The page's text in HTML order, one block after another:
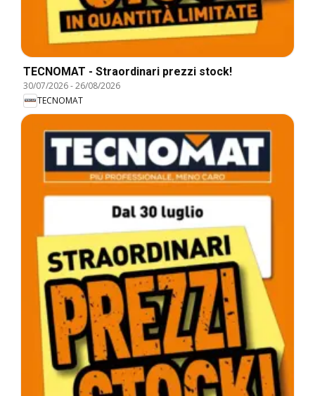
TECNOMAT - Straordinari prezzi stock!
30/07/2026-26/08/2026
TECNOMAT